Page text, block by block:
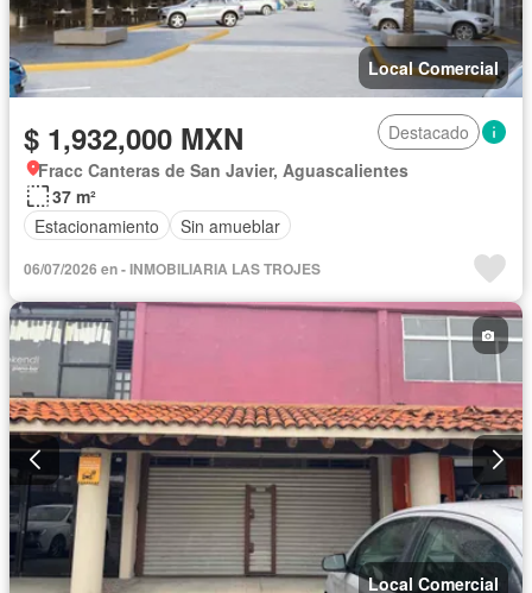
Local Comercial
$ 1,932,000 MXN
Destacado
Fracc Canteras de San Javier, Aguascalientes
37 m²
Estacionamiento
Sin amueblar
06/07/2026 en - INMOBILIARIA LAS TROJES
Local Comercial